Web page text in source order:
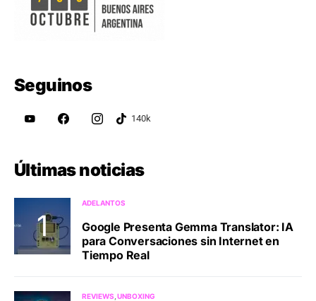
Seguinos
Últimas noticias
ADELANTOS
Google Presenta Gemma Translator: IA
para Conversaciones sin Internet en
Tiempo Real
REVIEWS UNBOXING